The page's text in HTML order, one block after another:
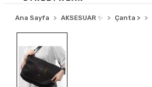
Ana Sayfa AKSESUAR ✨ Çanta >